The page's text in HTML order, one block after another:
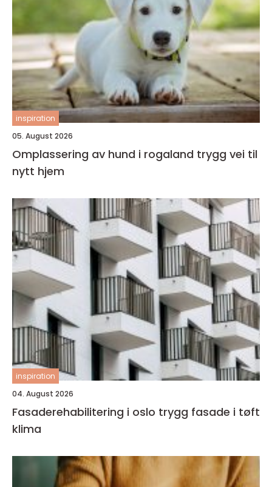
inspiration
05. August 2026
Omplassering av hund i rogaland trygg vei til
nytt hjem
inspiration
04. August 2026
Fasaderehabilitering i oslo trygg fasade i tøft
klima